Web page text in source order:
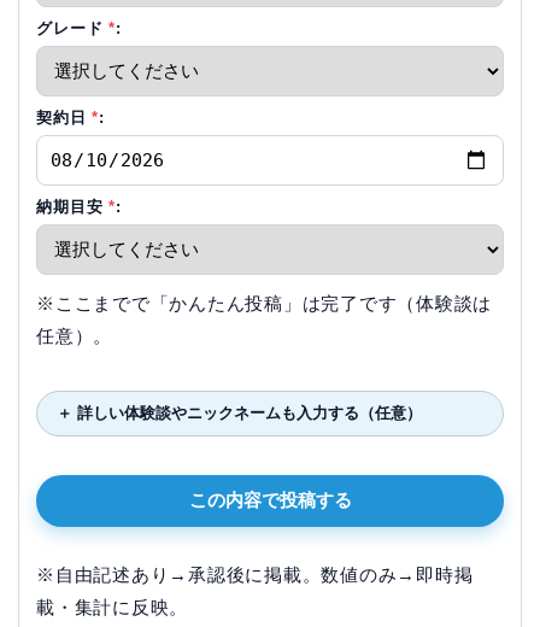
グレード *:
契約日 *:
納期目安 *:
※ここまでで「かんたん投稿」は完了です（体験談は
任意）。
＋ 詳しい体験談やニックネームも入力する（任意）
この内容で投稿する
※自由記述あり→承認後に掲載。数値のみ→即時掲
載・集計に反映。